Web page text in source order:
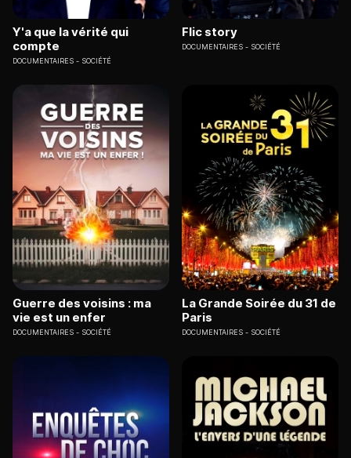
Y'a que la vérité qui
compte
DOCUMENTAIRES SOCIÉTÉ
Flic story
DOCUMENTAIRES SOCIÉTÉ
Guerre des voisins : ma
vie est un enfer
DOCUMENTAIRES SOCIÉTÉ
La Grande Soirée du 31 de
Paris
DOCUMENTAIRES SOCIÉTÉ